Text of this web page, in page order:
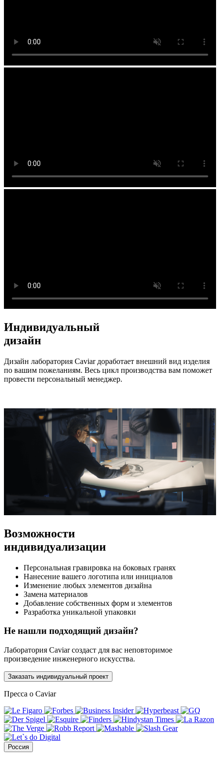
Индивидуальный
дизайн
Дизайн лаборатория Caviar доработает внешний вид изделия
по вашим пожеланиям. Весь цикл производства вам поможет
провести персональный менеджер.
Возможности
индивидуализации
Персональная гравировка на боковых гранях
Нанесение вашего логотипа или инициалов
Изменение любых элементов дизайна
Замена материалов
Добавление собственных форм и элементов
Разработка уникальной упаковки
Не нашли подходящий дизайн?
Лаборатория Caviar создаст для вас неповторимое
произведение инженерного искусства.
Заказать индивидуальный проект
Пресса о Caviar
Россия